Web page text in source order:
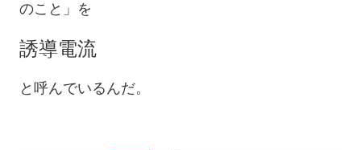
のこと」を
誘導電流
と呼んでいるんだ。